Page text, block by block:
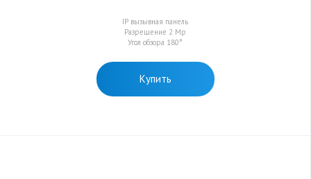
IP вызывная панель
Разрешение 2 Мр
Угол обзора 180°
Купить